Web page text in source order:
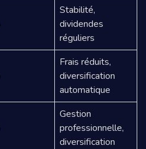
Stabilité,
dividendes
réguliers
Frais réduits,
diversification
automatique
Gestion
professionnelle,
diversification